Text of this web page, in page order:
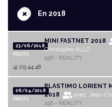
+En 2018
23/06/2018
PROTO
MINI FASTNET 2018
Christophe ALLO
196 - REALITY
4j.05:44:48
06/04/2018
PROTO
PLASTIMO LORIENT
2018
avec Jean-
196 - REALITY